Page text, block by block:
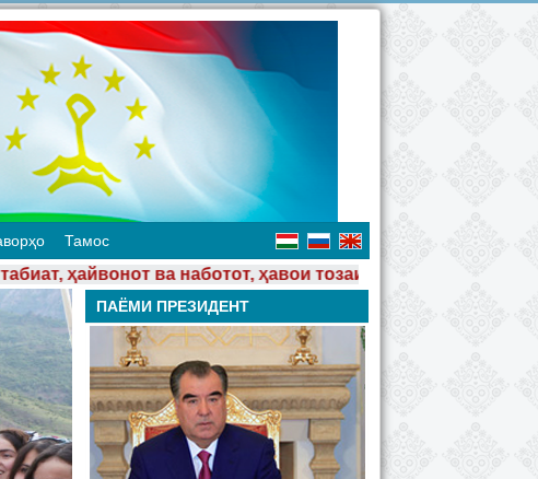
Тамос
тозаи кӯҳсор, чашмаҳои шаффоф, мардуми
ПАЁМИ ПРЕЗИДЕНТ